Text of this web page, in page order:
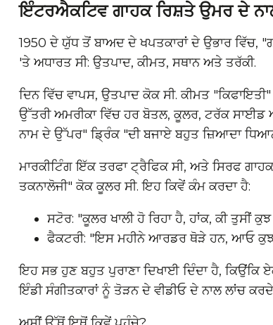
ਇੰਟਰਐਕਟਿਵ ਗਾਹਕ ਰਿਸ਼ਤੇ ਉਮਰ ਦੇ
1950 ਦੇ ਯੁੱਧ ਤੋਂ ਬਾਅਦ ਦੇ ਖਪਤਕਾਰਾਂ ਦੇ ਉਭਾਰ ਵਿੱਚ,
'ਤੇ ਅਧਾਰਤ ਸੀ: ਉਤਪਾਦ, ਕੀਮਤ, ਸਥਾਨ ਅਤੇ ਤਰੱਕੀ.
ਦਿਨ ਵਿੱਚ ਵਾਪਸ, ਉਤਪਾਦ ਕੋਕ ਸੀ. ਕੀਮਤ
ਉੱਤਰੀ ਅਮਰੀਕਾ ਵਿੱਚ ਹਰ ਬੋਤਲ, ਕੂਲਰ, ਟਰੱਕ
ਨਾਮ ਦੇ ਉੱਪਰ" ਡ੍ਰਿੰਕ "ਦੀ ਬਜਾਏ ਬਹੁਤ ਜ਼ਿਆਦਾ
ਮਾਰਕੀਟਿੰਗ ਇੱਕ ਤਰਫਾ ਟ੍ਰੈਫਿਕ ਸੀ, ਅਤੇ ਸਿਰਫ
ਤਕਨਾਲੋਜੀ" ਕੋਕ ਕੂਲਰ ਸੀ. ਇਹ ਕਿਵੇਂ ਕੰਮ ਕਰਦਾ ਹੈ:
ਸਟੋਰ: "ਕੂਲਰ ਖਾਲੀ ਹੋ ਰਿਹਾ ਹੈ, ਹਾਂਕ, ਕੀ ਤੁਸੀਂ
ਫੈਕਟਰੀ: "ਇਸ ਮਹੀਨੇ ਆਰਡਰ ਥੋੜੇ ਹਨ, ਆਓ ਕੁਝ
ਇਹ ਸਭ ਹੁਣ ਬਹੁਤ ਪੁਰਾਣਾ ਦਿਖਾਈ ਦਿੰਦਾ ਹੈ, ਕਿਉਂਕਿ
ਇੰਡੀ ਸੰਗੀਤਕਾਰਾਂ ਨੂੰ ਤੋੜਨ ਦੇ ਵੀਡੀਓ ਦੇ ਨਾਲ ਲਾਂਚ